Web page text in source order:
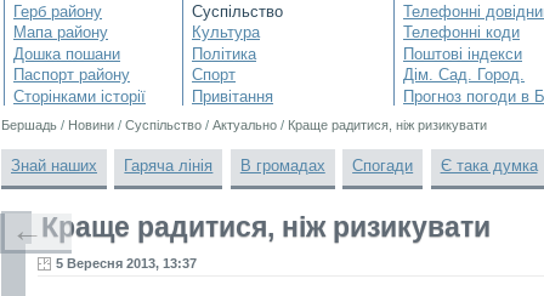
Герб району
Мапа району
Дошка пошани
Паспорт району
Сторінками історії
Суспільство
Культура
Політика
Спорт
Привітання
Телефонні
Телефонні коди
Поштові індекси
Дім. Сад. Город.
Прогноз погоди в
Бершадь / Новини / Суспільство / Актуально / Краще радитися, ніж ризикувати
Знай наших Гаряча лінія В громадах Спогади Є така думка
Краще радитися, ніж ризикувати
5 Вересня 2013, 13:37
←